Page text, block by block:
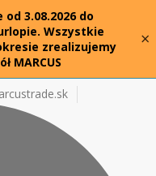
3.08.2026 do
Wszystkie
zrealizujemy
MARCUS
×